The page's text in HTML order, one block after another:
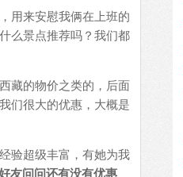
用来安慰我俩在上班的
么景点推荐吗？我们都
藏的物价之类的，后面
们很大的优惠，大概是
验超级丰富，有她为我
友问问还有没有优惠